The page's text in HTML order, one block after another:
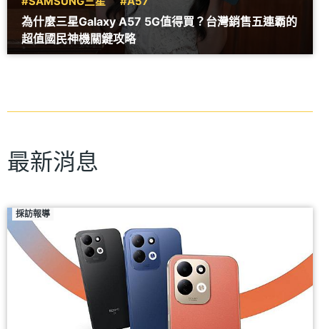
為什麼三星Galaxy A57 5G值得買？台灣銷售五連霸的
超值國民神機關鍵攻略
最新消息
採訪報導